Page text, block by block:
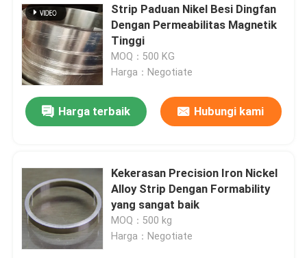
Strip Paduan Nikel Besi Dingfan
Dengan Permeabilitas Magnetik
Tinggi
MOQ：500 KG
Harga：Negotiate
Harga terbaik Hubungi kami
Kekerasan Precision Iron Nickel
Alloy Strip Dengan Formability
yang sangat baik
MOQ：500 kg
Harga：Negotiate